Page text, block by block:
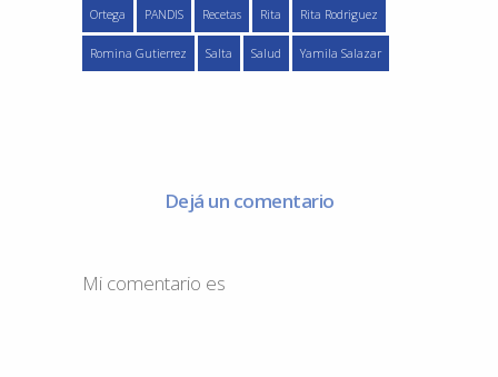
Ortega PANDIS Recetas Rita Rita Rodriguez
Romina Gutierrez Salta Salud Yamila Salazar
Dejá un comentario
Mi comentario es